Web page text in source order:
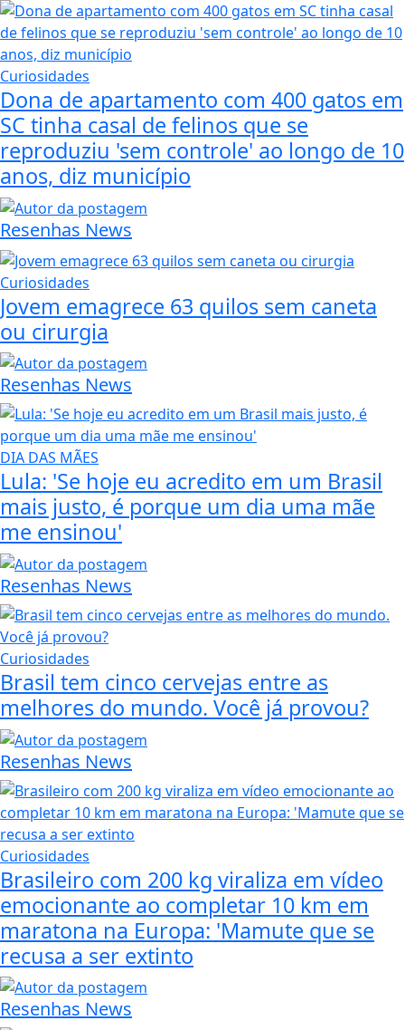
Curiosidades
Dona de apartamento com 400 gatos em
SC tinha casal de felinos que se
reproduziu 'sem controle' ao longo de 10
anos, diz município
Resenhas News
Curiosidades
Jovem emagrece 63 quilos sem caneta
ou cirurgia
Resenhas News
DIA DAS MÃES
Lula: 'Se hoje eu acredito em um Brasil
mais justo, é porque um dia uma mãe
me ensinou'
Resenhas News
Curiosidades
Brasil tem cinco cervejas entre as
melhores do mundo. Você já provou?
Resenhas News
Curiosidades
Brasileiro com 200 kg viraliza em vídeo
emocionante ao completar 10 km em
maratona na Europa: 'Mamute que se
recusa a ser extinto
Resenhas News